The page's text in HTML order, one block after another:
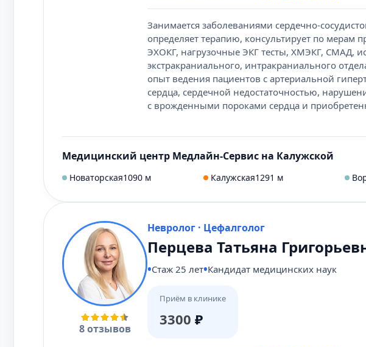
Занимается заболеваниями сердечно-
определяет терапию, консультирует по мерам
ЭХОКГ, нагрузочные ЭКГ тесты, ХМЭКГ, СМАД,
экстракраниального, интракраниального
опыт ведения пациентов с артериальной
сердца, сердечной недостаточностью,
с врожденными пороками сердца и
Медицинский центр Медлайн-Сервис на Калужской
Новаторская1090 м Калужская1291 м
8 отзывов
Невролог · Цефалголог
Перцева Татьяна
Стаж 25 лет Кандидат медицинских наук
Приём в клинике
3300 ₽